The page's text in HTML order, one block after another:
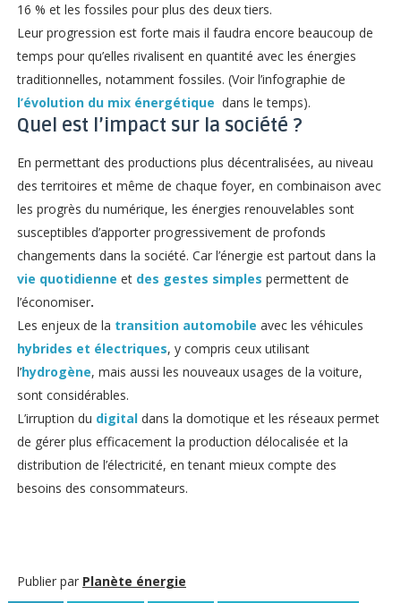
16 % et les fossiles pour plus des deux tiers.
Leur progression est forte mais il faudra encore beaucoup de
temps pour qu’elles rivalisent en quantité avec les énergies
traditionnelles, notamment fossiles. (Voir l’infographie de
l’évolution du mix énergétique dans le temps).
Quel est l’impact sur la société ?
En permettant des productions plus décentralisées, au niveau
des territoires et même de chaque foyer, en combinaison avec
les progrès du numérique, les énergies renouvelables sont
susceptibles d’apporter progressivement de profonds
changements dans la société. Car l’énergie est partout dans la
vie quotidienne et des gestes simples permettent de
l’économiser.
Les enjeux de la transition automobile avec les véhicules
hybrides et électriques, y compris ceux utilisant
l’hydrogène, mais aussi les nouveaux usages de la voiture,
sont considérables.
L’irruption du digitaldans la domotique et les réseaux permet
de gérer plus efficacement la production délocalisée et la
distribution de l’électricité, en tenant mieux compte des
besoins des consommateurs.
Publier par Planète énergie